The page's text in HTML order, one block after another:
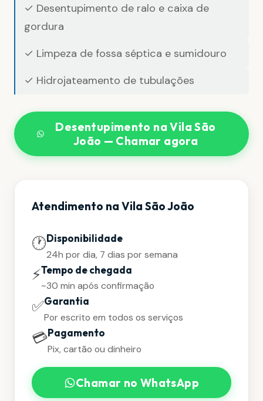
✓ Desentupimento de ralo e caixa de
gordura
✓ Limpeza de fossa séptica e sumidouro
✓ Hidrojateamento de tubulações
Desentupimento na Vila São
João — Chamar agora
Atendimento na Vila São João
🕐Disponibilidade
24h por dia, 7 dias por semana
⚡Tempo de chegada
~30 min após confirmação
✅Garantia
Por escrito em todos os serviços
💳Pagamento
Pix, cartão ou dinheiro
Chamar no WhatsApp